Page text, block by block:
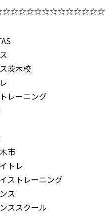
茨木校
レーニング
市
トレ
ストレーニング
ス
ススクール